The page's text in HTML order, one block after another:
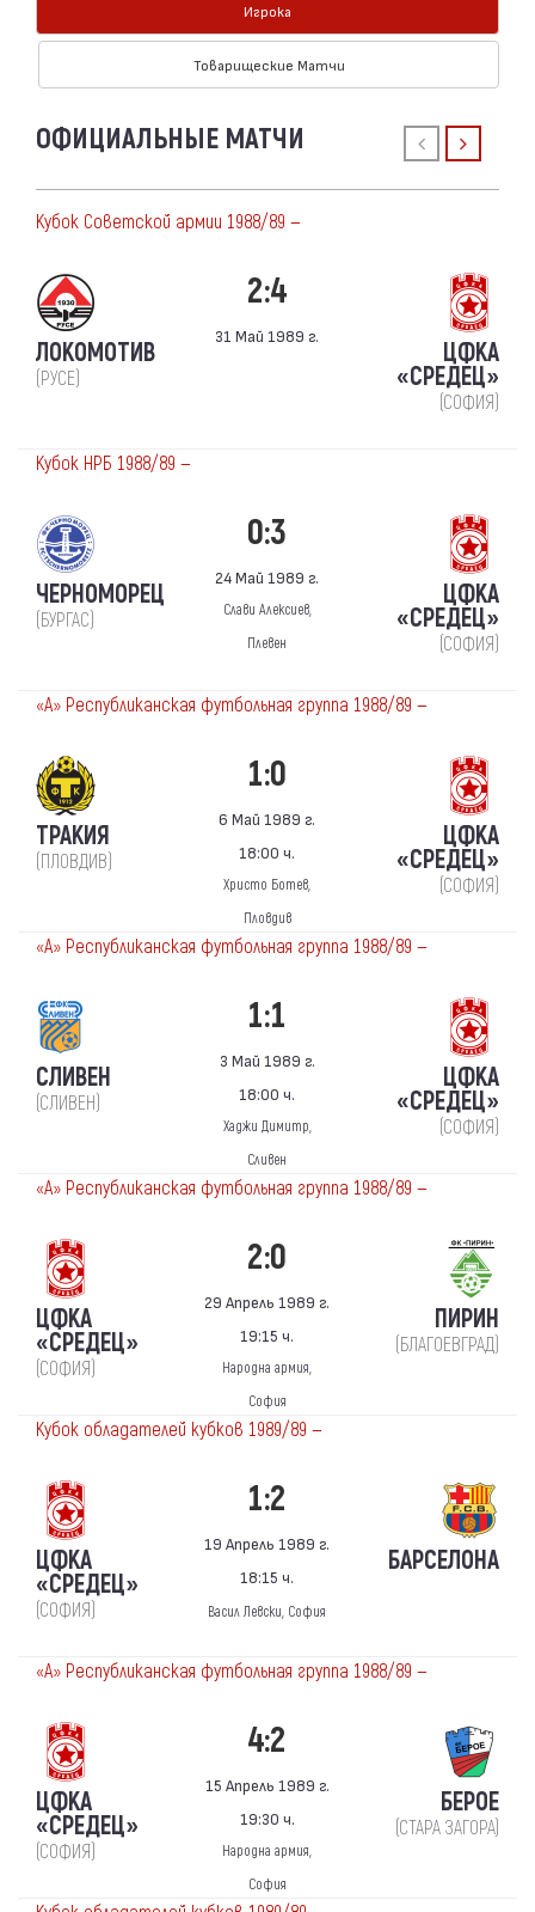
Игрока
Товарищеские Матчи
ОФИЦИАЛЬНЫЕ МАТЧИ
Кубок Советской армии 1988/89 —
ЛОКОМОТИВ
(РУСЕ)
2:4
31 Май 1989 г.
ЦФКА
«СРЕДЕЦ»
(СОФИЯ)
Кубок НРБ 1988/89 —
ЧЕРНОМОРЕЦ
(БУРГАС)
0:3
24 Май 1989 г.
Слави Алексиев,
Плевен
ЦФКА
«СРЕДЕЦ»
(СОФИЯ)
«А» Республиканская футбольная группа 1988/89 —
ТРАКИЯ
(ПЛОВДИВ)
1:0
6 Май 1989 г.
18:00 ч.
Христо Ботев,
Пловдив
ЦФКА
«СРЕДЕЦ»
(СОФИЯ)
«А» Республиканская футбольная группа 1988/89 —
СЛИВЕН
(СЛИВЕН)
1:1
3 Май 1989 г.
18:00 ч.
Хаджи Димитр,
Сливен
ЦФКА
«СРЕДЕЦ»
(СОФИЯ)
«А» Республиканская футбольная группа 1988/89 —
ЦФКА
«СРЕДЕЦ»
(СОФИЯ)
2:0
29 Апрель 1989 г.
19:15 ч.
Народна армия,
София
ПИРИН
(БЛАГОЕВГРАД)
Кубок обладателей кубков 1989/89 —
ЦФКА
«СРЕДЕЦ»
(СОФИЯ)
1:2
19 Апрель 1989 г.
18:15 ч.
Васил Левски, София
БАРСЕЛОНА
«А» Республиканская футбольная группа 1988/89 —
ЦФКА
«СРЕДЕЦ»
(СОФИЯ)
4:2
15 Апрель 1989 г.
19:30 ч.
Народна армия,
София
БЕРОЕ
(СТАРА ЗАГОРА)